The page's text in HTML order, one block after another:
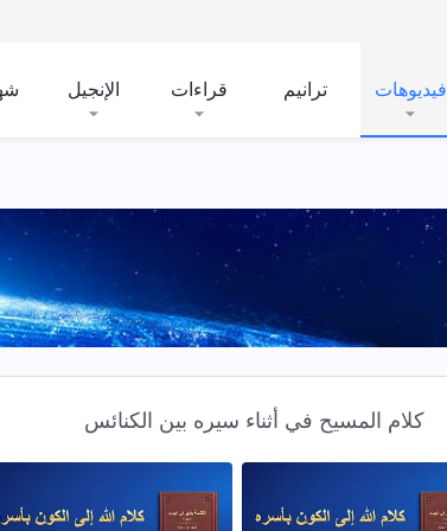
فيديوهات ترانيم قراءات الإنجيل
كلام المسيح في أثناء سيره بين الكنائس